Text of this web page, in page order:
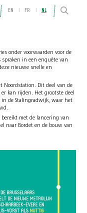
EN FR NL
onder voorwaarden voor de
spraken in een enquête van
nieuwe snelle en
Noordstation. Dit deel van de
kan rijden. Het grootste deel
in de Stalingradwijk, waar het
met de lancering van
naar Bordet en de bouw van